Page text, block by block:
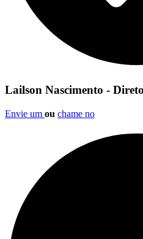
Lailson Nascimento -
Envie um ou chame no